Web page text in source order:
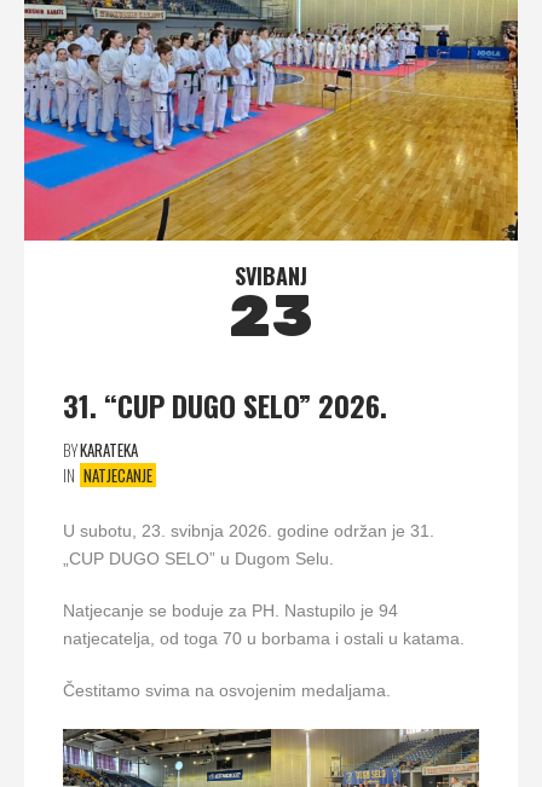
SVIBANJ
23
31. “CUP DUGO SELO” 2026.
BYKARATEKA
IN NATJECANJE
U subotu, 23. svibnja 2026. godine održan je 31.
„CUP DUGO SELO” u Dugom Selu.
Natjecanje se boduje za PH. Nastupilo je 94
natjecatelja, od toga 70 u borbama i ostali u katama.
Čestitamo svima na osvojenim medaljama.